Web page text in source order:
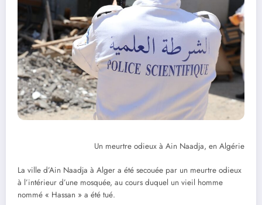
Un meurtre odieux à Ain Naadja, en Algérie
La ville d’Ain Naadja à Alger a été secouée par un meurtre odieux
à l’intérieur d’une mosquée, au cours duquel un vieil homme
nommé « Hassan » a été tué.